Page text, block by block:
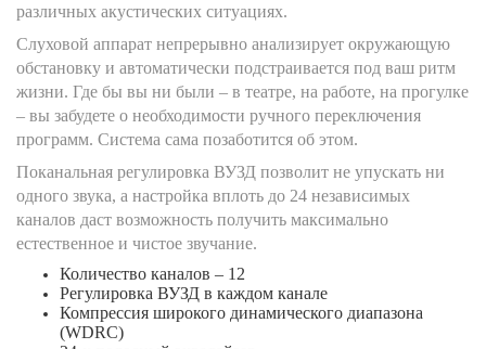
различных акустических ситуациях.
Слуховой аппарат непрерывно анализирует окружающую
обстановку и автоматически подстраивается под ваш ритм
жизни. Где бы вы ни были – в театре, на работе, на прогулке
– вы забудете о необходимости ручного переключения
программ. Система сама позаботится об этом.
Поканальная регулировка ВУЗД позволит не упускать ни
одного звука, а настройка вплоть до 24 независимых
каналов даст возможность получить максимально
естественное и чистое звучание.
Количество каналов – 12
Регулировка ВУЗД в каждом канале
Компрессия широкого динамического диапазона
(WDRC)